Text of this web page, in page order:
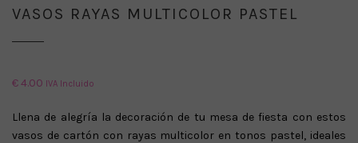
VASOS RAYAS MULTICOLOR PASTEL
€4.00 IVA Incluido
Llena de alegría la decoración de tu mesa de fiesta con estos
vasos de cartón con rayas multicolor en tonos pastel, ideales